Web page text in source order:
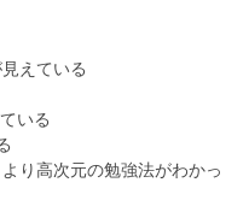
えている
いる
り高次元の勉強法がわかっ